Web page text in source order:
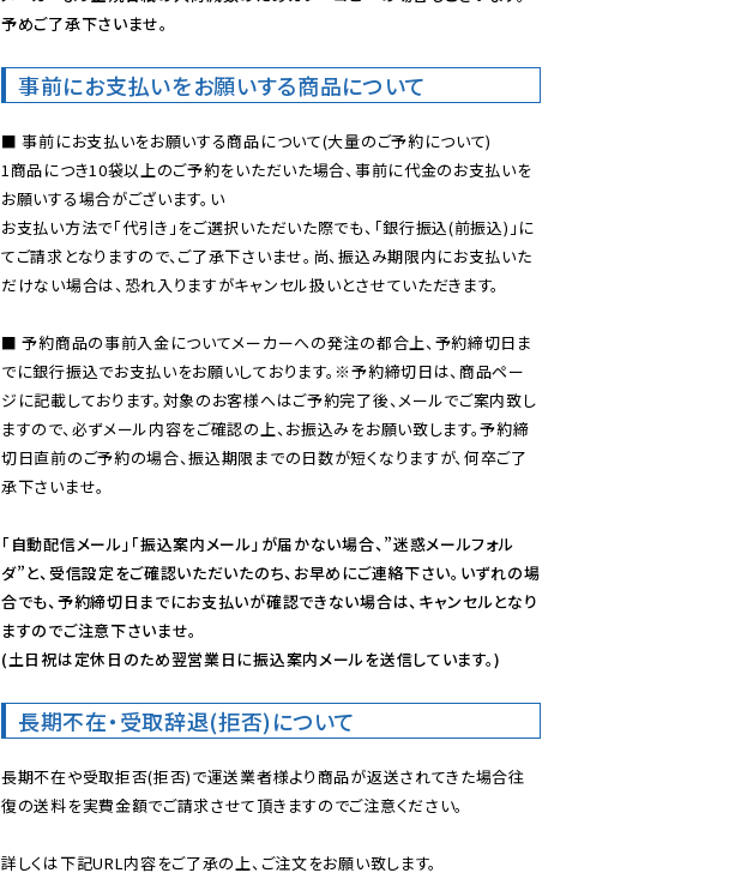
予めご了承下さいませ。
事前にお支払いをお願いする商品について
■ 事前にお支払いをお願いする商品について(大量のご予約について)
1商品につき10袋以上のご予約をいただいた場合、事前に代金のお支払いを
お願いする場合がございます。い
お支払い方法で「代引き」をご選択いただいた際でも、「銀行振込(前振込)」に
てご請求となりますので、ご了承下さいませ。尚、振込み期限内にお支払いた
だけない場合は、恐れ入りますがキャンセル扱いとさせていただきます。
■ 予約商品の事前入金についてメーカーへの発注の都合上、予約締切日ま
でに銀行振込でお支払いをお願いしております。※予約締切日は、商品ペー
ジに記載しております。対象のお客様へはご予約完了後、メールでご案内致し
ますので、必ずメール内容をご確認の上、お振込みをお願い致します。予約締
切日直前のご予約の場合、振込期限までの日数が短くなりますが、何卒ご了
承下さいませ。
「自動配信メール」「振込案内メール」が届かない場合、”迷惑メールフォル
ダ”と、受信設定をご確認いただいたのち、お早めにご連絡下さい。いずれの場
合でも、予約締切日までにお支払いが確認できない場合は、キャンセルとなり
ますのでご注意下さいませ。
(土日祝は定休日のため翌営業日に振込案内メールを送信しています。)
長期不在・受取辞退(拒否)について
長期不在や受取拒否(拒否)で運送業者様より商品が返送されてきた場合往
復の送料を実費金額でご請求させて頂きますのでご注意ください。